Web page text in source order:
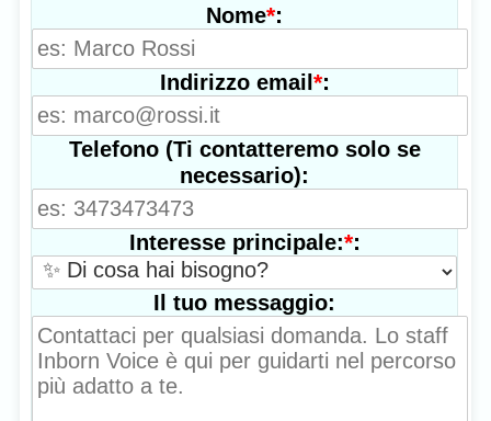
Nome*:
Indirizzo email *:
Telefono (Ti contatteremo solo se
necessario):
Interesse principale:*:
Il tuo messaggio: